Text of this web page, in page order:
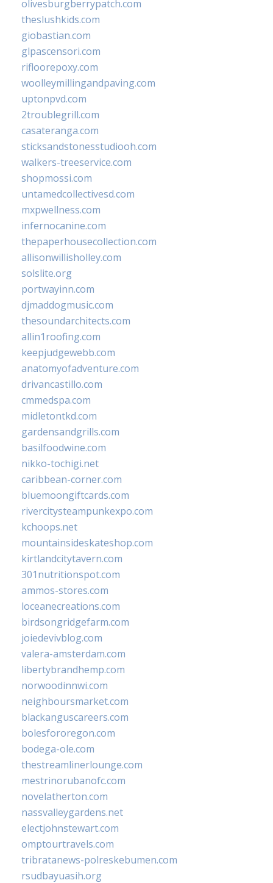
olivesburgberrypatch.com
theslushkids.com
giobastian.com
glpascensori.com
rifloorepoxy.com
woolleymillingandpaving.com
uptonpvd.com
2troublegrill.com
casateranga.com
sticksandstonesstudiooh.com
walkers-treeservice.com
shopmossi.com
untamedcollectivesd.com
mxpwellness.com
infernocanine.com
thepaperhousecollection.com
allisonwillisholley.com
solslite.org
portwayinn.com
djmaddogmusic.com
thesoundarchitects.com
allin1roofing.com
keepjudgewebb.com
anatomyofadventure.com
drivancastillo.com
cmmedspa.com
midletontkd.com
gardensandgrills.com
basilfoodwine.com
nikko-tochigi.net
caribbean-corner.com
bluemoongiftcards.com
rivercitysteampunkexpo.com
kchoops.net
mountainsideskateshop.com
kirtlandcitytavern.com
301nutritionspot.com
ammos-stores.com
loceanecreations.com
birdsongridgefarm.com
joiedevivblog.com
valera-amsterdam.com
libertybrandhemp.com
norwoodinnwi.com
neighboursmarket.com
blackanguscareers.com
bolesfororegon.com
bodega-ole.com
thestreamlinerlounge.com
mestrinorubanofc.com
novelatherton.com
nassvalleygardens.net
electjohnstewart.com
omptourtravels.com
tribratanews-polreskebumen.com
rsudbayuasih.org